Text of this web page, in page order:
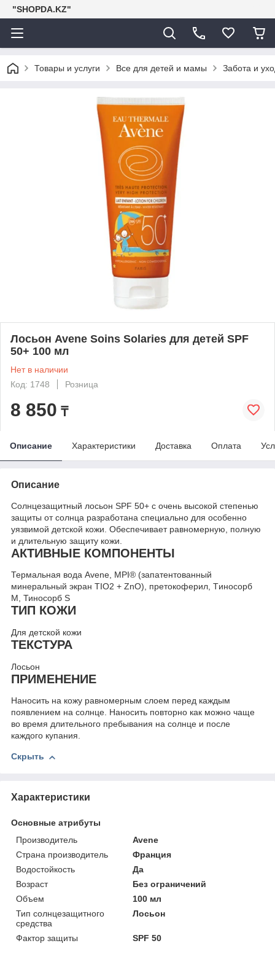
"SHOPDA.KZ"
Товары и услуги Все для детей и мамы Забота и
Лосьон Avene Soins Solaries для детей SPF
50+ 100 мл
Нет в наличии
Код: 1748
Розница
8 850 ₸
Описание Характеристики Доставка Оплата
Описание
Солнцезащитный лосьон SPF 50+ с очень высокой степенью
защиты от солнца разработана специально для особенно
уязвимой детской кожи. Обеспечивает равномерную, полную
и длительную защиту кожи.
АКТИВНЫЕ КОМПОНЕНТЫ
Термальная вода Avene, MPI® (запатентованный
минеральный экран TIO2 + ZnO), претокоферил, Tиносорб
М, Тиносорб S
ТИП КОЖИ
Для детской кожи
ТЕКСТУРА
Лосьон
ПРИМЕНЕНИЕ
Наносить на кожу равномерным слоем перед каждым
появлением на солнце. Наносить повторно как можно чаще
во время длительного пребывания на солнце и после
каждого купания.
Скрыть
Характеристики
Основные атрибуты
Производитель
Avene
Страна производитель
Франция
Водостойкость
Да
Возраст
Без ограничений
Объем
100 мл
Тип солнцезащитного
средства
Лосьон
Фактор защиты SPF 50